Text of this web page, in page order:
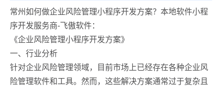
常州如何做企业风险管理小程序开发方案？本地软件小程
序开发服务商-飞傲软件：
《企业风险管理小程序开发方案》
一、行业分析
针对企业风险管理领域，目前市场上已经存在各种企业风
险管理软件和工具。然而，这些解决方案通常过于复杂且